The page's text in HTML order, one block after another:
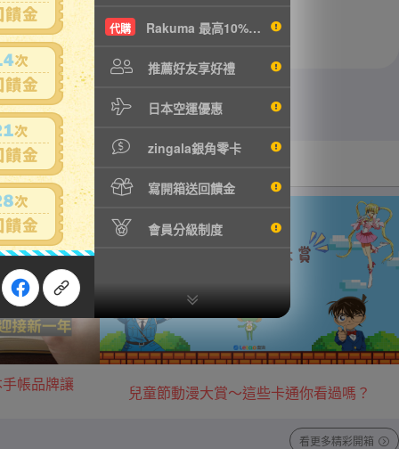
代購 Rakuma 最高10%現折
推薦好友享好禮
日本空運優惠
zingala銀角零卡
寫開箱送回饋金
會員分級制度
機車用品
帳品牌讓 兒童節動漫大賞～這些卡通你看過嗎？
看更多精彩開箱